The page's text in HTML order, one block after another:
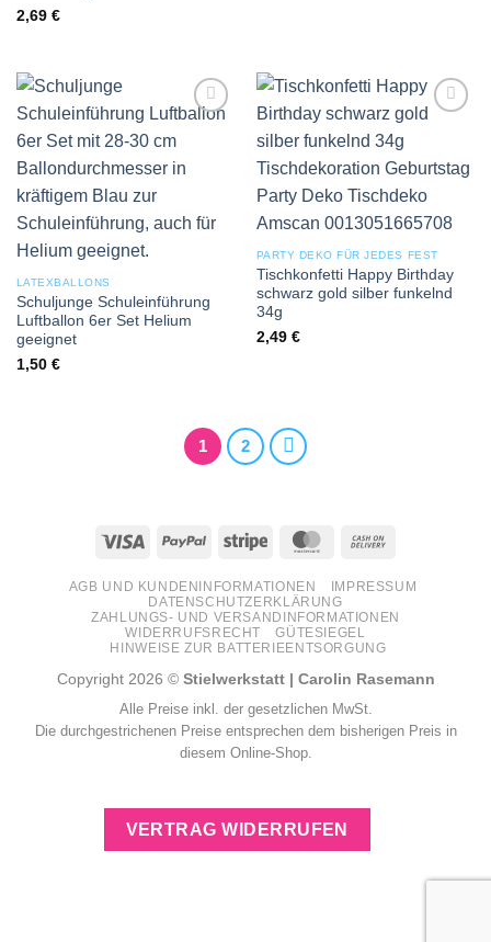
2,69 €
LATEXBALLONS
Schuljunge Schuleinführung
Luftballon 6er Set Helium
geeignet
1,50 €
PARTY DEKO FÜR JEDES FEST
Tischkonfetti Happy Birthday
schwarz gold silber funkelnd
34g
2,49 €
1 2
Visa PayPal Stripe MasterCard
Delivery
AGB UND KUNDENINFORMATIONEN
IMPRESSUM
DATENSCHUTZERKLÄRUNG
ZAHLUNGS- UND VERSANDINFORMATIONEN
WIDERRUFSRECHT
GÜTESIEGEL
HINWEISE ZUR BATTERIEENTSORGUNG
Copyright 2026 © Stielwerkstatt | Carolin Rasemann
Alle Preise inkl. der gesetzlichen MwSt.
Die durchgestrichenen Preise entsprechen dem bisherigen Preis in
diesem Online-Shop.
VERTRAG WIDERRUFEN